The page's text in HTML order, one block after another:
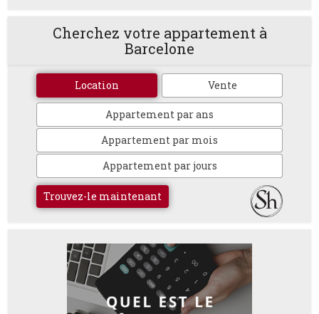
Cherchez votre appartement à
Barcelone
Location Vente
Appartement par ans
Appartement par mois
Appartement par jours
Trouvez-le maintenant